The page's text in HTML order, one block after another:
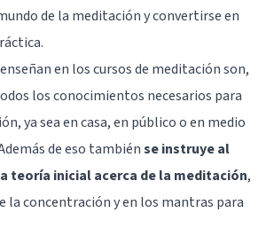
de la meditación y convertirse en
en los cursos de meditación son,
los conocimientos necesarios para
ya sea en casa, en público o en medio
de eso tambiénse instruye al
teoría inicial acerca de la meditación,
la concentración y en los mantras para